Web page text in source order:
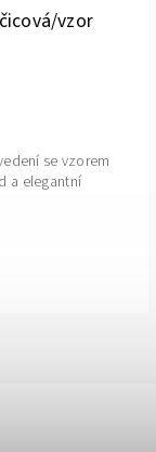
vzor
se vzorem
a elegantní